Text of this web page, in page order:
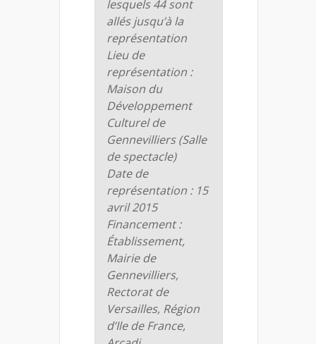
lesquels 44 sont
allés jusqu’à la
représentation
Lieu de
représentation :
Maison du
Développement
Culturel de
Gennevilliers (Salle
de spectacle)
Date de
représentation : 15
avril 2015
Financement :
Établissement,
Mairie de
Gennevilliers,
Rectorat de
Versailles, Région
d’Ile de France,